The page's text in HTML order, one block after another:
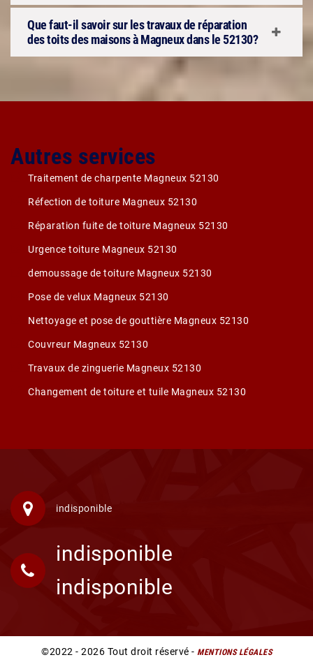
Que faut-il savoir sur les travaux de réparation
des toits des maisons à Magneux dans le 52130?
Autres services
Traitement de charpente Magneux 52130
Réfection de toiture Magneux 52130
Réparation fuite de toiture Magneux 52130
Urgence toiture Magneux 52130
demoussage de toiture Magneux 52130
Pose de velux Magneux 52130
Nettoyage et pose de gouttière Magneux 52130
Couvreur Magneux 52130
Travaux de zinguerie Magneux 52130
Changement de toiture et tuile Magneux 52130
indisponible
indisponible
indisponible
©2022 - 2026 Tout droit réservé - MENTIONS LÉGALES